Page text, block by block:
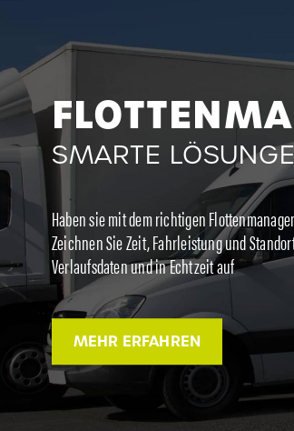
SMARTE
Haben sie mit dem richtigen
Zeichnen Sie Zeit, Fahrleistung und
Verlaufsdaten und in Echtzeit auf
MEHR ERFAHREN